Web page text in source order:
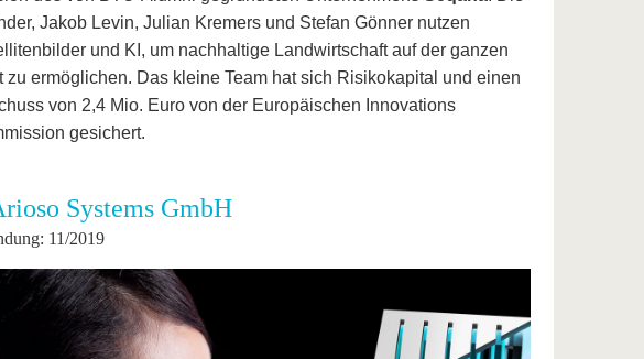
Jakob Levin, Julian Kremers und Stefan Gönner nutzen
und KI, um nachhaltige Landwirtschaft auf der ganzen
zu ermöglichen. Das kleine Team hat sich Risikokapital und einen
von 2,4 Mio. Euro von der Europäischen Innovations
gesichert.
Systems GmbH
11/2019